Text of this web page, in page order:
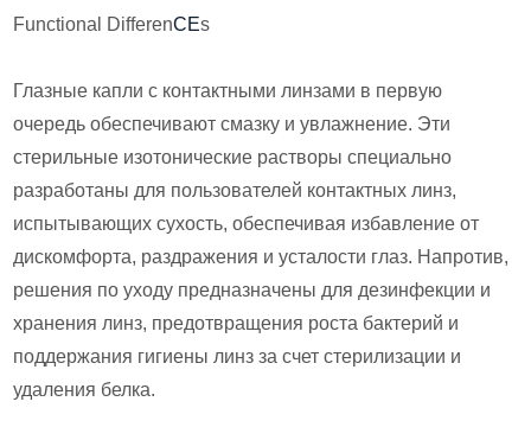
Functional DifferenCEs
Глазные капли с контактными линзами в первую
очередь обеспечивают смазку и увлажнение. Эти
стерильные изотонические растворы специально
разработаны для пользователей контактных линз,
испытывающих сухость, обеспечивая избавление от
дискомфорта, раздражения и усталости глаз. Напротив,
решения по уходу предназначены для дезинфекции и
хранения линз, предотвращения роста бактерий и
поддержания гигиены линз за счет стерилизации и
удаления белка.